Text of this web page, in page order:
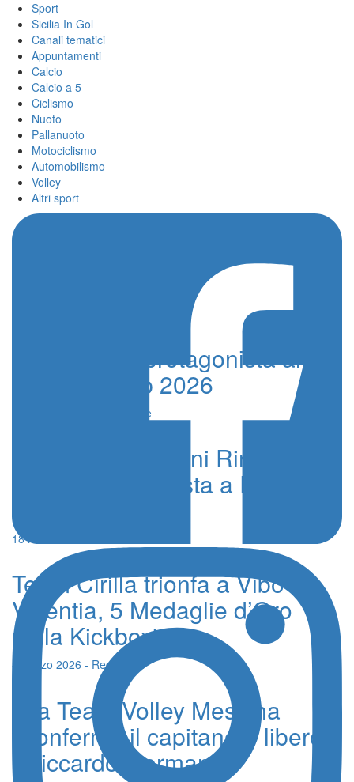
Sport
Sicilia In Gol
Canali tematici
Appuntamenti
Calcio
Calcio a 5
Ciclismo
Nuoto
Pallanuoto
Motociclismo
Automobilismo
Volley
Altri sport
Team Cirilla protagonista alla
Trinacria Cup 2026
25 Marzo 2026 - Redazione
Campionati Italiani Ring FC,
Sicilia protagonista a Riccione
con 27 Medaglie
18 Marzo 2026 - Redazione
Team Cirilla trionfa a Vibo
Valentia, 5 Medaglie d’Oro
nella Kickboxing
4 Marzo 2026 - Redazione
La Team Volley Messina
conferma il capitano e libero
Riccardo Germanà